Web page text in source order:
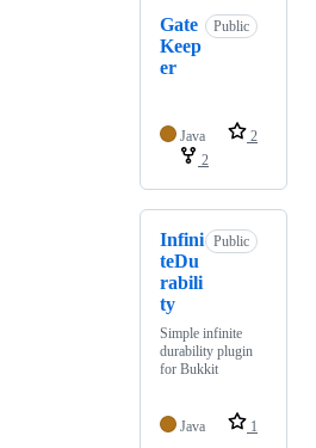
Gate
Keep
er
Public
Java
2
2
Infini
teDu
rabili
ty
Public
Simple infinite
durability plugin
for Bukkit
Java 1